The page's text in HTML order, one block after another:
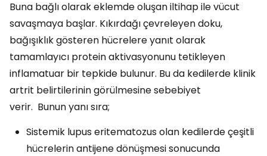
Buna bağlı olarak eklemde oluşan iltihap ile vücut
savaşmaya başlar. Kıkırdağı çevreleyen doku,
bağışıklık gösteren hücrelere yanıt olarak
tamamlayıcı protein aktivasyonunu tetikleyen
inflamatuar bir tepkide bulunur. Bu da kedilerde klinik
artrit belirtilerinin görülmesine sebebiyet
verir. Bunun yanı sıra;
Sistemik lupus eritematozus olan kedilerde çeşitli
hücrelerin antijene dönüşmesi sonucunda